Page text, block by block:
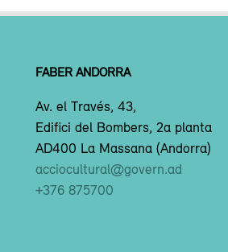
FABER ANDORRA
Av. el Través, 43,
Edifici del Bombers, 2a planta
AD400 La Massana (Andorra)
acciocultural@govern.ad
+376 875700